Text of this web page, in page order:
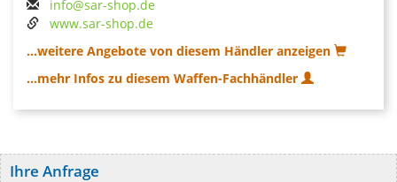
info@sar-shop.de
www.sar-shop.de
...weitere Angebote von diesem Händler anzeigen
...mehr Infos zu diesem Waffen-Fachhändler
Ihre Anfrage